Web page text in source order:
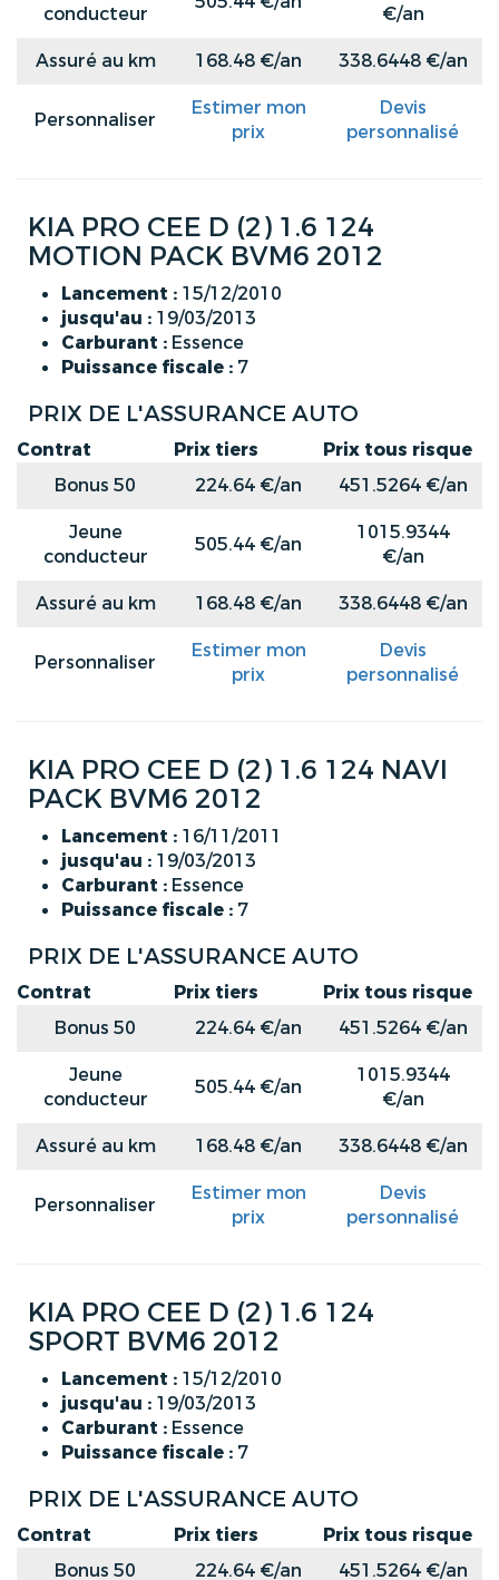
conducteur
€/an
Assuré au km
168.48 €/an 338.6448 €/an
Personnaliser
Estimer mon
prix
Devis
personnalisé
KIA PRO CEE D (2) 1.6 124
MOTION PACK BVM6 2012
Lancement : 15/12/2010
jusqu'au : 19/03/2013
Carburant : Essence
Puissance fiscale : 7
PRIX DE L'ASSURANCE AUTO
Contrat Prix tiers
Prix tous risque
Bonus 50
224.64 €/an
451.5264 €/an
Jeune
conducteur
505.44 €/an
1015.9344
€/an
Assuré au km
168.48 €/an 338.6448 €/an
Personnaliser
Estimer mon
prix
Devis
personnalisé
KIA PRO CEE D (2) 1.6 124 NAVI
PACK BVM6 2012
Lancement : 16/11/2011
jusqu'au : 19/03/2013
Carburant : Essence
Puissance fiscale : 7
PRIX DE L'ASSURANCE AUTO
Contrat Prix tiers
Prix tous risque
Bonus 50
224.64 €/an
451.5264 €/an
Jeune
conducteur
505.44 €/an
1015.9344
€/an
Assuré au km
168.48 €/an 338.6448 €/an
Personnaliser
Estimer mon
prix
Devis
personnalisé
KIA PRO CEE D (2) 1.6 124
SPORT BVM6 2012
Lancement : 15/12/2010
jusqu'au : 19/03/2013
Carburant : Essence
Puissance fiscale : 7
PRIX DE L'ASSURANCE AUTO
Contrat Prix tiers
Prix tous risque
Bonus 50
224.64 €/an 451.5264 €/an